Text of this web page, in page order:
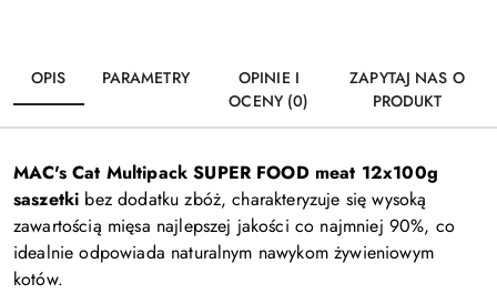
OPIS PARAMETRY
OPINIE I
OCENY (0)
ZAPYTAJ NAS O
PRODUKT
MAC's Cat Multipack SUPER FOOD meat 12x100g
saszetki bez dodatku zbóż, charakteryzuje się wysoką
zawartością mięsa najlepszej jakości co najmniej 90%, co
idealnie odpowiada naturalnym nawykom żywieniowym
kotów.